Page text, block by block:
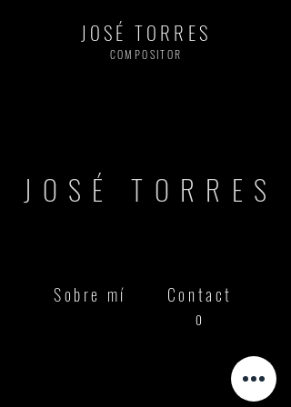
JOSÉ TORRES
COMPOSITOR
JOSÉ TORRES
Sobre mí
Contact
o